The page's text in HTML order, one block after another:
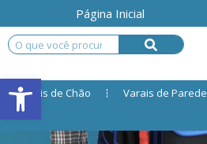
Página Inicial
Varais de Chão Varais de Parede
Open toolbar